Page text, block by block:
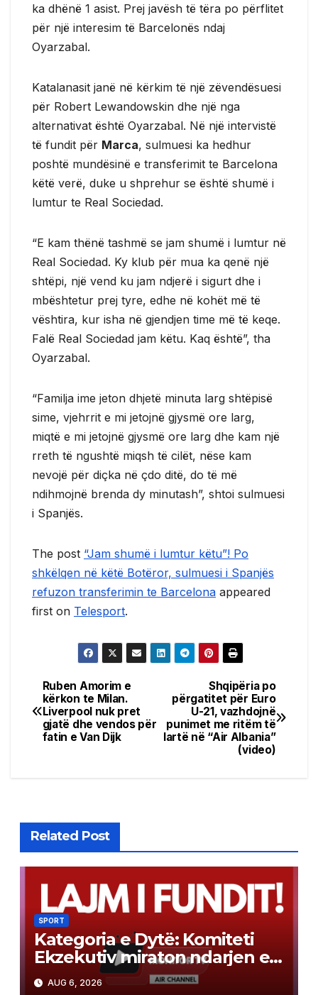
ka dhënë 1 asist. Prej javësh të tëra po përflitet
për një interesim të Barcelonës ndaj
Oyarzabal.
Katalanasit janë në kërkim të një zëvendësuesi
për Robert Lewandowskin dhe një nga
alternativat është Oyarzabal. Në një intervistë
të fundit për Marca, sulmuesi ka hedhur
poshtë mundësinë e transferimit te Barcelona
këtë verë, duke u shprehur se është shumë i
lumtur te Real Sociedad.
“E kam thënë tashmë se jam shumë i lumtur në
Real Sociedad. Ky klub për mua ka qenë një
shtëpi, një vend ku jam ndjerë i sigurt dhe i
mbështetur prej tyre, edhe në kohët më të
vështira, kur isha në gjendjen time më të keqe.
Falë Real Sociedad jam këtu. Kaq është”, tha
Oyarzabal.
“Familja ime jeton dhjetë minuta larg shtëpisë
sime, vjehrrit e mi jetojnë gjysmë ore larg,
miqtë e mi jetojnë gjysmë ore larg dhe kam një
rreth të ngushtë miqsh të cilët, nëse kam
nevojë për diçka në çdo ditë, do të më
ndihmojnë brenda dy minutash”, shtoi sulmuesi
i Spanjës.
The post “Jam shumë i lumtur këtu”! Po
shkëlqen në këtë Botëror, sulmuesi i Spanjës
refuzon transferimin te Barcelona appeared
first on Telesport.
Post
navigation
Shqipëria po
përgatitet për Euro
U-21, vazhdojnë
punimet me ritëm të
lartë në “Air Albania”
(video)
Ruben Amorim e
kërkon te Milan.
Liverpool nuk pret
gjatë dhe vendos për
fatin e Van Dijk
Related Post
SPORT
Kategoria e Dytë: Komiteti
Ekzekutiv miraton ndarjen e
grupeve
AUG 6, 2026